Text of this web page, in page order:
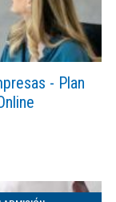
- Plan